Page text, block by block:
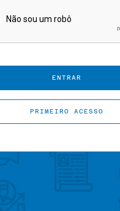
ENTRAR
PRIMEIRO ACESSO